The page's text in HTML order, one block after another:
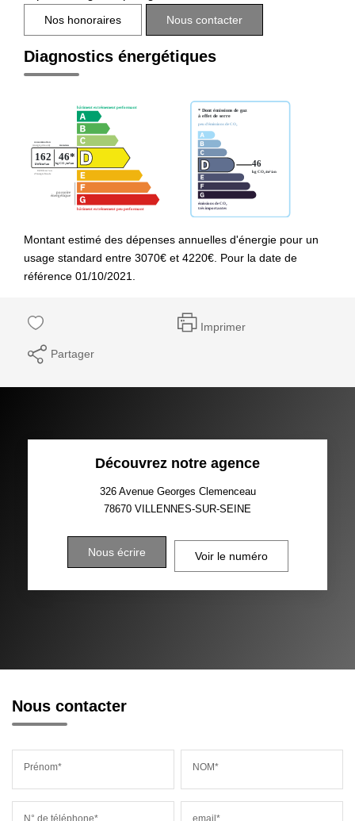
Nos honoraires Nous contacter
Diagnostics énergétiques
Montant estimé des dépenses annuelles d'énergie pour un
usage standard entre 3070€ et 4220€. Pour la date de
référence 01/10/2021.
Imprimer
Partager
Découvrez notre agence
326 Avenue Georges Clemenceau
78670 VILLENNES-SUR-SEINE
Nous écrire Voir le numéro
Nous contacter
Prénom* NOM*
N° de téléphone* email*